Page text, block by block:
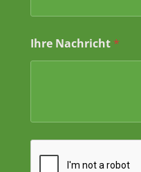
l
m
a
Ihre Nachricht *